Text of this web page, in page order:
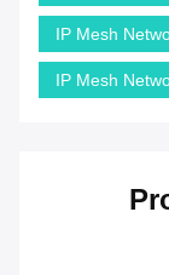
IP Mesh
IP Mesh